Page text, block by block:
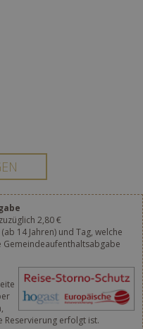
2,80 €
14 Jahren) und Tag, welche
Reservierung erfolgt ist.